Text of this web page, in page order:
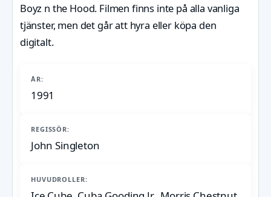
Boyz n the Hood. Filmen finns inte på alla vanliga
tjänster, men det går att hyra eller köpa den
digitalt.
ÅR:
1991
REGISSÖR:
John Singleton
HUVUDROLLER: